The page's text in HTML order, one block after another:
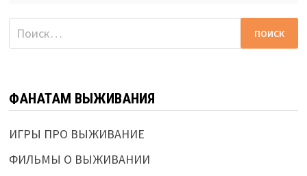
Найти:
ФАНАТАМ ВЫЖИВАНИЯ
ИГРЫ ПРО ВЫЖИВАНИЕ
ФИЛЬМЫ О ВЫЖИВАНИИ